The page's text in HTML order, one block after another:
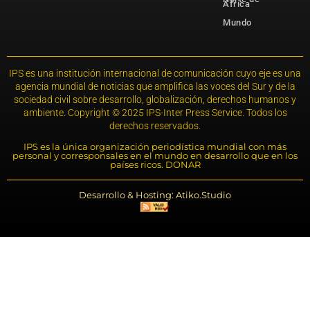
África
Mundo
IPS es una institución internacional de comunicación cuyo eje es una
agencia mundial de noticias que amplifica las voces del Sur y de la
sociedad civil sobre desarrollo, globalización, derechos humanos y
ambiente. Copyright © 2025 IPS-Inter Press Service. Todos los
derechos reservados.
IPS es la única organización periodística mundial con más
personal y corresponsales en el mundo en desarrollo que en los
países ricos. DONAR
Desarrollo & Hosting: Atiko.Studio